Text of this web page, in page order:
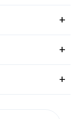
+
+
+